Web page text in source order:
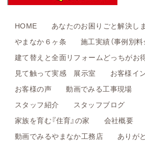
HOME
あなたのお困りごと解決し
やまなか６ヶ条
施工実績（事例別料
建て替えと全面リフォームどっちがお
見て触って実感 展示室
お客様イ
お客様の声
動画でみる工事現場
スタッフ紹介
スタッフブログ
家族を育む『住育』の家
会社概要
動画でみるやまなか工務店
ありが